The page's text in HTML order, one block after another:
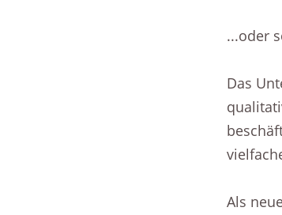
...oder
Das
Als